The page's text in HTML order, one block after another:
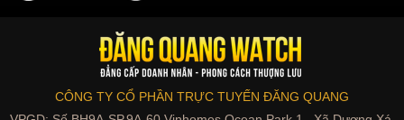
CÔNG TY CỔ PHẦN TRỰC TUYẾN ĐĂNG QUANG